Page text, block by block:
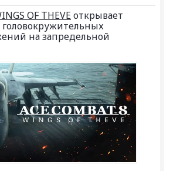
OF THEVE открывает
на запредельной